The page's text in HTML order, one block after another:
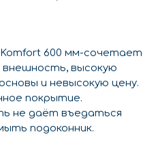
600 мм-сочетает
высокую
и невысокую цену.
покрытие.
не даёт въедаться
подоконник.